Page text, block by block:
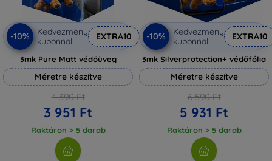
-10%
Kedvezmény
kuponnal
EXTRA10
3mk Pure Matt védőüveg
Méretre készítve
4 390 Ft
3 951 Ft
Raktáron > 5 darab
-10%
Kedvezmény
kuponnal
EXTRA10
3mk Silverprotection+ védőfólia
Méretre készítve
6 590 Ft
5 931 Ft
Raktáron > 5 darab